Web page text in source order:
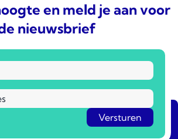
en meld je aan voor
nieuwsbrief